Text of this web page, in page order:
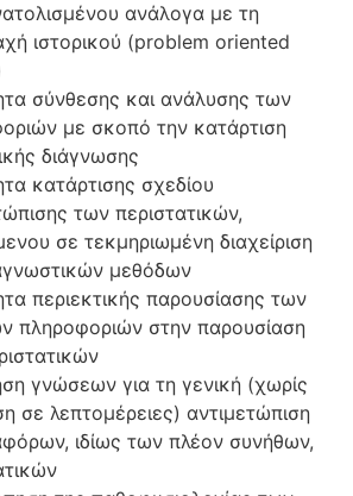
ανάλογα με τη
ιστορικού (problem oriented
σύνθεσης και ανάλυσης των
με σκοπό την κατάρτιση
διάγνωσης
κατάρτισης σχεδίου
των περιστατικών,
σε τεκμηριωμένη διαχείριση
μεθόδων
περιεκτικής παρουσίασης των
πληροφοριών στην παρουσίαση
γνώσεων για τη γενική (χωρίς
σε λεπτομέρειες) αντιμετώπιση
ιδίως των πλέον συνήθων,